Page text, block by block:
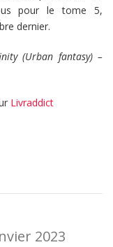
pour le tome 5,
dernier.
(Urban fantasy) –
Livraddict
2023